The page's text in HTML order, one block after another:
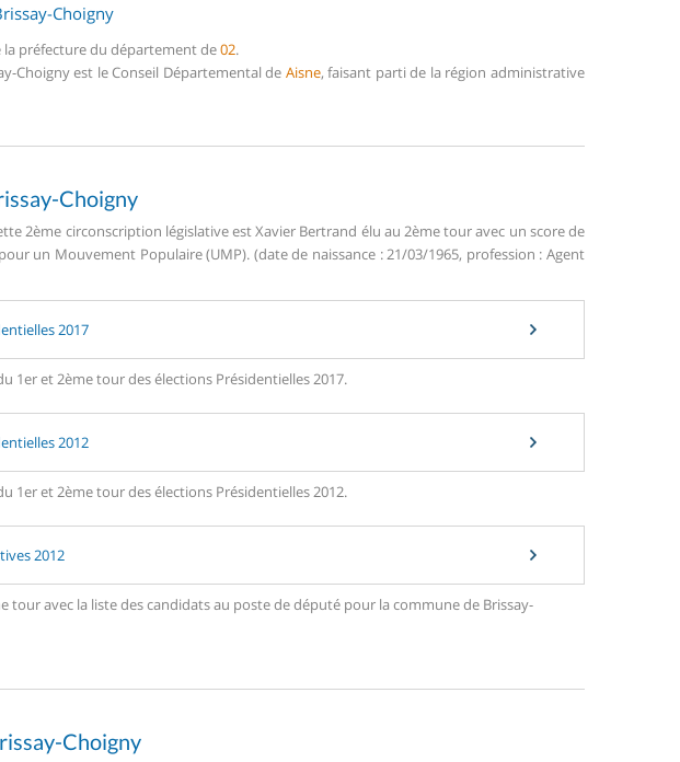
Choigny
la préfecture du département de02.
Choigny est le Conseil Départemental de Aisne, faisant parti de la région administrative
Choigny
2ème circonscription législative est Xavier Bertrand élu au 2ème tour avec un score de
un Mouvement Populaire (UMP). (date de naissance : 21/03/1965, profession : Agent
2017
1er et 2ème tour des élections Présidentielles 2017.
2012
1er et 2ème tour des élections Présidentielles 2012.
2012
tour avec la liste des candidats au poste de député pour la commune de Brissay-
Choigny